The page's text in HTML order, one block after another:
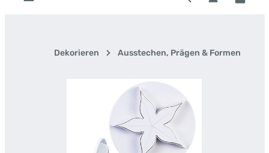
Dekorieren Ausstechen, Prägen & Formen